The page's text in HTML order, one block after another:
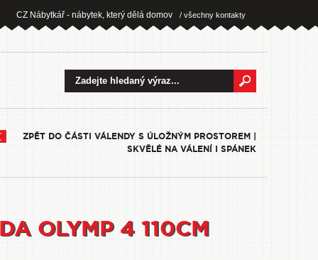
/ všechny kontakty
CZ Nábytkář - nábytek, který dělá domov
ZPĚT DO ČÁSTI VÁLENDY S ÚLOŽNÝM PROSTOREM |
SKVĚLÉ NA VÁLENÍ I SPÁNEK
OLYMP 4 110CM